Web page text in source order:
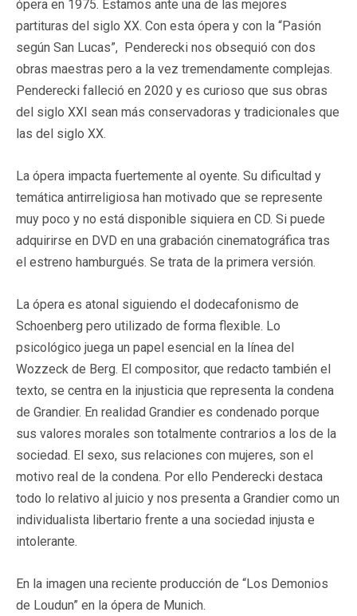
ópera en 1975. Estamos ante una de las mejores
partituras del siglo XX. Con esta ópera y con la “Pasión
según San Lucas”, Penderecki nos obsequió con dos
obras maestras pero a la vez tremendamente complejas.
Penderecki falleció en 2020 y es curioso que sus obras
del siglo XXI sean más conservadoras y tradicionales que
las del siglo XX.
La ópera impacta fuertemente al oyente. Su dificultad y
temática antirreligiosa han motivado que se represente
muy poco y no está disponible siquiera en CD. Si puede
adquirirse en DVD en una grabación cinematográfica tras
el estreno hamburgués. Se trata de la primera versión.
La ópera es atonal siguiendo el dodecafonismo de
Schoenberg pero utilizado de forma flexible. Lo
psicológico juega un papel esencial en la línea del
Wozzeck de Berg. El compositor, que redacto también el
texto, se centra en la injusticia que representa la condena
de Grandier. En realidad Grandier es condenado porque
sus valores morales son totalmente contrarios a los de la
sociedad. El sexo, sus relaciones con mujeres, son el
motivo real de la condena. Por ello Penderecki destaca
todo lo relativo al juicio y nos presenta a Grandier como un
individualista libertario frente a una sociedad injusta e
intolerante.
En la imagen una reciente producción de “Los Demonios
de Loudun” en la ópera de Munich.